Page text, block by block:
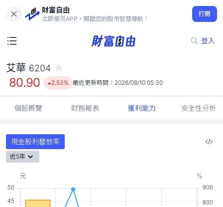
財富自由
立即使用APP，開啟您的股市智慧導航！
打開
登入
80.90
2.53%
艾華 6204
80.90 2.53% 最近更新時間： 2026/08/10 05:30
個股概覽 財務報表 獲利能力 安全性分析
現金股利發放率
近5年